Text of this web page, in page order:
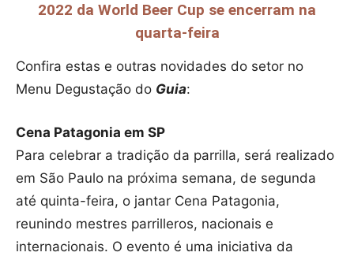
2022 da World Beer Cup se encerram na
quarta-feira
Confira estas e outras novidades do setor no
Menu Degustação do Guia:
Cena Patagonia em SP
Para celebrar a tradição da parrilla, será realizado
em São Paulo na próxima semana, de segunda
até quinta-feira, o jantar Cena Patagonia,
reunindo mestres parrilleros, nacionais e
internacionais. O evento é uma iniciativa da